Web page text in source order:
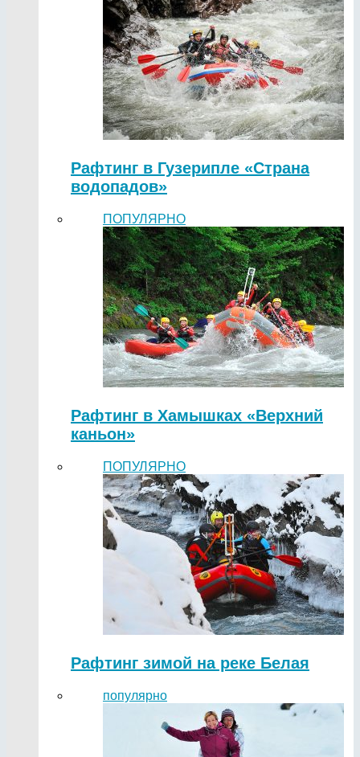
Рафтинг в Гузерипле «Страна
водопадов»
ПОПУЛЯРНО
Рафтинг в Хамышках «Верхний
каньон»
ПОПУЛЯРНО
Рафтинг зимой на реке Белая
популярно